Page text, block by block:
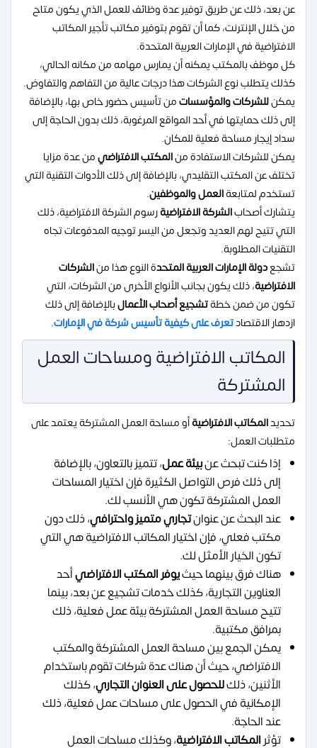
عن بعد، ذلك عن طريق توفير عدة وظائف للعمل الذي يكون متاح
من خلال الإنترنت، كما أن تقوم بتوفير مكاتب تأجير المكاتب
الافتراضية في الإمارات العربية المتحدة.
كل موظف بالمكتب يمكنه أن يمارس مهامه من مكانه الحالي،
كذلك يتطلب نوع الشركات هذا درجات عالية من التفاهم والتفاوض.
يمكنللشركات والمؤسساتمن تأسيس حضور خاص بها، بالإضافة
إلى ذلك حمايتها في أحد المواقع المرغوبة، ذلك بدون الحاجة إلى
سداد إيجار مساحة فعلية للمكان.
يمكن للشركات الاستفادة منالمكتب الافتراضيمن عدة مزايا
تختلف عن المكتب التقليدي، بالإضافة إلى ذلك الأدوات التقنية التي
تستخدم لمتابعةالعمل والموظفين.
يتشارك أصحابالشركة الافتراضيةرسوم الشركة الافتراضية، ذلك
التي تتيح لهم العديد وتجعل من اليسر توجيه المدفوعات تجاه
التقنيات المطلوبة.
تشجعدولة الإمارات العربية المتحدة النوع هذا منالشركات
الافتراضية، ذلك يكون بجانب الأنواع الأخرى من الشركات، التي
تكون من ضمن خطةتشجيع أصحاب الأعمالبالإضافة إلى ذلك
ازدهار الاقتصادتعرف على كيفية تأسيس شركة في الإمارات.
المكاتب الافتراضية ومساحات العمل
المشتركة
تحديدالمكاتب الافتراضيةأو مساحة العمل المشتركة يعتمد على
متطلبات العمل:
إذا كنت تبحث عنبيئة عمل، تتميز بالتعاون، بالإضافة
إلى ذلك فرص التواصل الكثيرة فإن اختيار المساحات
العمل المشتركة تكون هي الأنسب لك.
عند البحث عن عنوانتجاري متميز واحترافي، ذلك دون
مكتب فعلي، فإن اختيار المكاتب الافتراضية هي التي
تكون الخيار الأمثل لك.
هناك فرق بينهما حيثيوفر المكتب الافتراضيأحد
العناوين التجارية، كذلك خدمات تشجيع عن بعد، بينما
تتيح مساحة العمل المشتركة بيئة عمل فعلية، ذلك
بمرافق مكتبية.
يمكن الجمع بين مساحة العمل المشتركة والمكتب
الافتراضي، حيث أن هناك عدة شركات تقوم باستخدام
الأثنين، ذلكللحصول على العنوان التجاري، كذلك
الإمكانية في الحصول على مساحات عمل فعلية، ذلك
عند الحاجة.
تؤثرالمكاتب الافتراضية، وكذلك مساحات العمل